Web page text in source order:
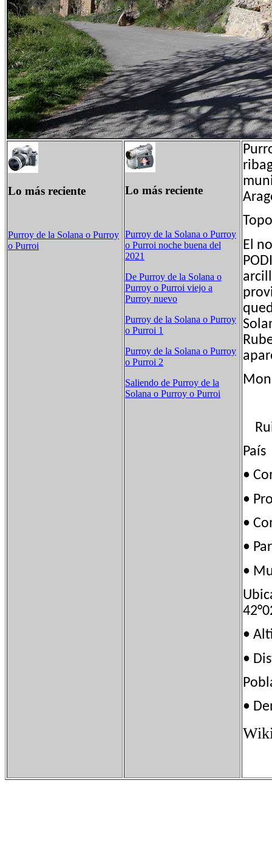
Lo más reciente
Purroy de la Solana o Purroy
o Purroi
Lo más reciente
Purroy de la Solana o Purroy
o Purroi noche buena del
2021
De Purroy de la Solana o
Purroy o Purroi viejo a
Purroy nuevo
Purroy de la Solana o Purroy
o Purroi 1
Purroy de la Solana o Purroy
o Purroi 2
Saliendo de Purroy de la
Solana o Purroy o Purroi
El
•
•
•
•
•
•
•
•